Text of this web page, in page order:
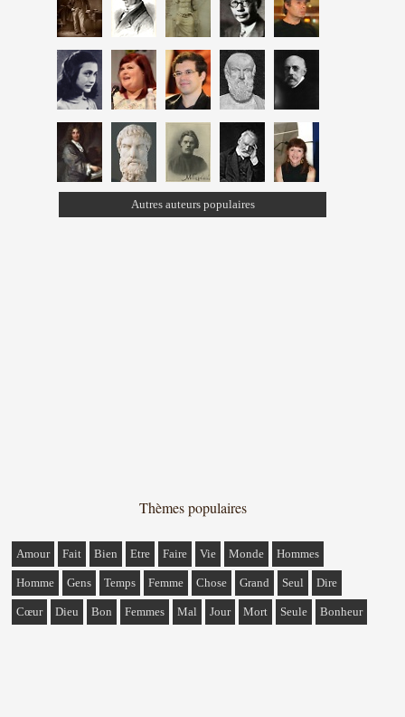
Autres auteurs populaires
Thèmes populaires
Amour Fait Bien Etre Faire Vie Monde Hommes
Homme Gens Temps Femme Chose Grand Seul Dire
Cœur Dieu Bon Femmes Mal Jour Mort Seule Bonheur